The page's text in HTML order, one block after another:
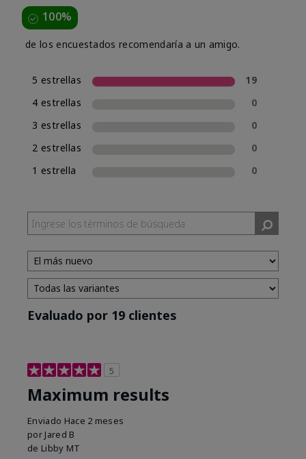
100%
de los encuestados recomendaría a un amigo.
5 estrellas
19
4 estrellas
0
3 estrellas
0
2 estrellas
0
1 estrella
0
Evaluado por 19 clientes
5
Maximum results
Enviado Hace 2 meses
por Jared B
de Libby MT